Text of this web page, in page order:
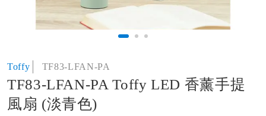
to
the
beginning
of
Toffy TF83-LFAN-PA
TF83-LFAN-PA Toffy LED 香薰手提
風扇 (淡青色)